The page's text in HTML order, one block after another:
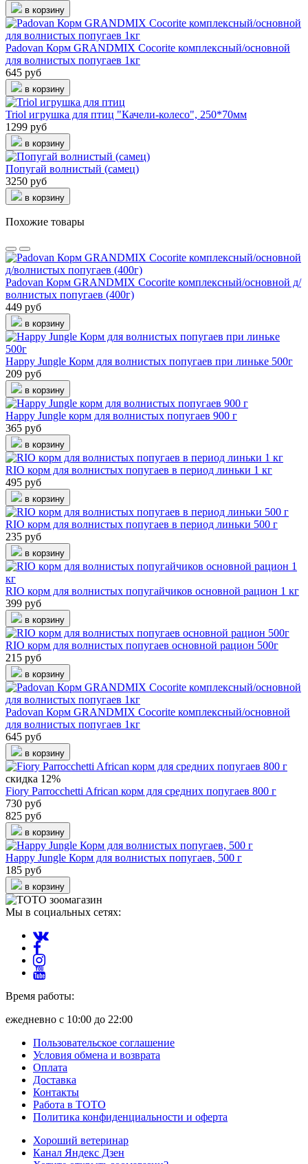
в корзину
Padovan Корм GRANDMIX Cocorite комплексный/основной
для волнистых попугаев 1кг
645 руб
в корзину
Triol игрушка для птиц "Качели-колесо", 250*70мм
1299 руб
в корзину
Попугай волнистый (самец)
3250 руб
в корзину
Похожие товары
Padovan Корм GRANDMIX Cocorite комплексный/основной д/
волнистых попугаев (400г)
449 руб
в корзину
Happy Jungle Корм для волнистых попугаев при линьке 500г
209 руб
в корзину
Happy Jungle корм для волнистых попугаев 900 г
365 руб
в корзину
RIO корм для волнистых попугаев в период линьки 1 кг
495 руб
в корзину
RIO корм для волнистых попугаев в период линьки 500 г
235 руб
в корзину
RIO корм для волнистых попугайчиков основной рацион 1 кг
399 руб
в корзину
RIO корм для волнистых попугаев основной рацион 500г
215 руб
в корзину
Padovan Корм GRANDMIX Cocorite комплексный/основной
для волнистых попугаев 1кг
645 руб
в корзину
скидка 12%
Fiory Parrocchetti African корм для средних попугаев 800 г
730 руб
825 руб
в корзину
Happy Jungle Корм для волнистых попугаев, 500 г
185 руб
в корзину
Мы в социальных сетях:
Время работы:
ежедневно с 10:00 до 22:00
Пользовательское соглашение
Условия обмена и возврата
Оплата
Доставка
Контакты
Работа в ТОТО
Политика конфиденциальности и оферта
Хороший ветеринар
Канал Яндекс Дзен